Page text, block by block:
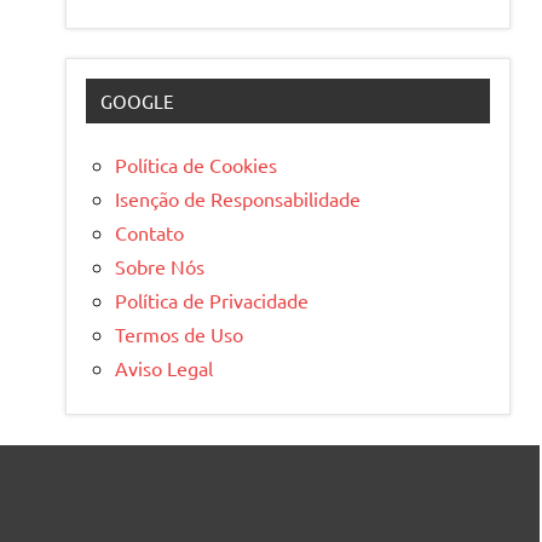
GOOGLE
Política de Cookies
Isenção de Responsabilidade
Contato
Sobre Nós
Política de Privacidade
Termos de Uso
Aviso Legal